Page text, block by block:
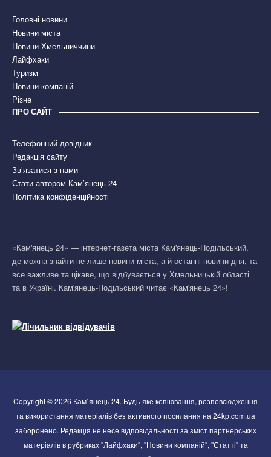
Головні новини
Новини міста
Новини Хмельниччини
Лайфхаки
Туризм
Новини компаній
Різне
ПРО САЙТ
Телефонний довідник
Редакція сайту
Зв’язатися з нами
Стати автором Кам’янець 24
Політика конфіденційності
«Кам'янець 24» — інтернет-газета міста Кам'янець-Подільський,
де можна знайти не лише новини міста, а й останні новини дня, та
все важливе та цікаве, що відбувається у Хмельницькій області
та в Україні. Кам'янець-Подільський читає «Кам'янець 24»!
Copyright © 2026 Кам`янець 24. Будь-яке копіювання, розповсюдження
та використання матеріалів без активного посилання на 24kp.com.ua
заборонено. Редакція не несе відповідальності за зміст партнерських
матеріалів в рубриках "Лайфхаки", "Новини компаній", "Статті" та